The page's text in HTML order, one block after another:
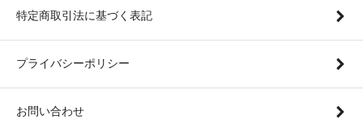
特定商取引法に基づく表記
プライバシーポリシー
お問い合わせ